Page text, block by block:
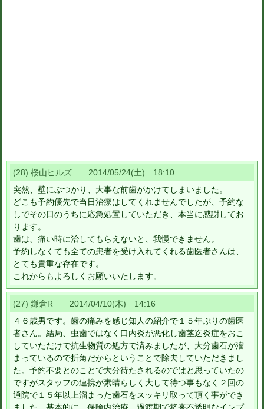
(28) 桜山ヒルズ 2014/05/24(土) 18:10
突然、壁にぶつかり、大事な前歯がかけてしまいました。
どこも予約優先で当日治療はしてくれませんでしたが、予約な
しでその日のうちに応急処置していただき、本当に感謝してお
ります。
歯は、痛い時に治してもらえないと、我慢できません。
予約しなくても全ての患者を受け入れてくれる歯医者さんは、
とても貴重な存在です。
これからもよろしくお願いいたします。
(27) 鎌倉R 2014/04/10(木) 14:16
４６歳男です。歯の痛みを感じ知人の紹介で１５年ぶりの歯医
者さん。結局、虫歯ではなく口内炎が悪化し歯茎迄炎症をおこ
していただけで抗生物質の処方で済みましたが、大分歯石が溜
まっているので折角だからということで除去していただきまし
た。予約不要とのことで大分待たされるのではと思っていたの
ですがスタッフの連携が素晴らしく大して待つ事もなく２回の
通院で１５年以上溜まった歯石をスッキリ取って頂く事ができ